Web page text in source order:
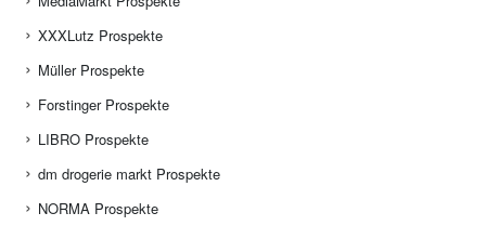
XXXLutz Prospekte
Müller Prospekte
Forstinger Prospekte
LIBRO Prospekte
dm drogerie markt Prospekte
NORMA Prospekte